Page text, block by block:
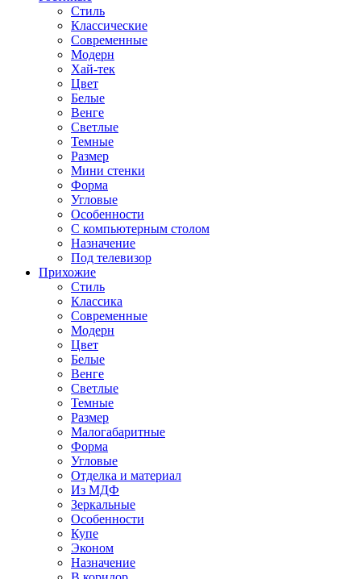
Стиль
Классические
Современные
Модерн
Хай-тек
Цвет
Белые
Венге
Светлые
Темные
Размер
Мини стенки
Форма
Угловые
Особенности
С компьютерным столом
Назначение
Под телевизор
Прихожие
Стиль
Классика
Современные
Модерн
Цвет
Белые
Венге
Светлые
Темные
Размер
Малогабаритные
Форма
Угловые
Отделка и материал
Из МДФ
Зеркальные
Особенности
Купе
Эконом
Назначение